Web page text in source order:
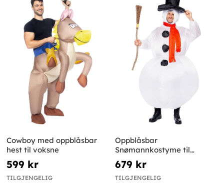
Cowboy med oppblåsbar
hest til voksne
599 kr
TILGJENGELIG
Oppblåsbar
Snømannkostyme til
voksne
679 kr
TILGJENGELIG